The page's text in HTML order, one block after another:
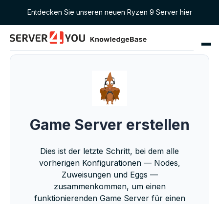
Entdecken Sie unseren neuen Ryzen 9 Server hier
Game Server erstellen
Dies ist der letzte Schritt, bei dem alle
vorherigen Konfigurationen — Nodes,
Zuweisungen und Eggs —
zusammenkommen, um einen
funktionierenden Game Server für einen